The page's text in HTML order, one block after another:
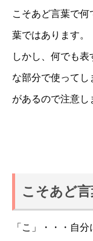
こそあど言葉で
葉ではあります。
しかし、何でも
な部分で使って
があるので注意し
こそあど
「こ」・・・自